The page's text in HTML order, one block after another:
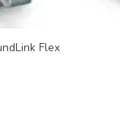
Flex